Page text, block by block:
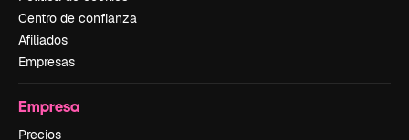
Centro de confianza
Afiliados
Empresas
Empresa
Precios